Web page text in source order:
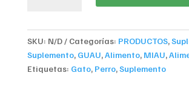
SKU: N/D Categorías: PRODUCTOS,
Suplemento, GUAU,Alimento, MIAU,
Etiquetas: Gato, Perro,Suplemento